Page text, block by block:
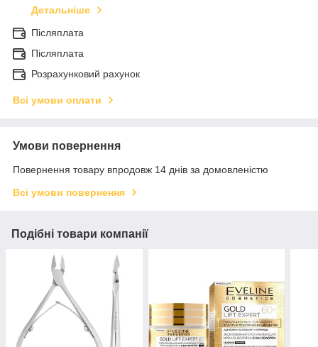
Детальніше
Післяплата
Післяплата
Розрахунковий рахунок
Всі умови оплати
Умови повернення
Повернення товару впродовж 14 днів за домовленістю
Всі умови повернення
Подібні товари компанії